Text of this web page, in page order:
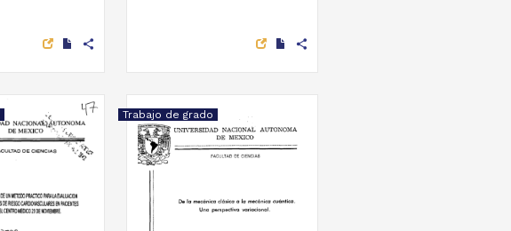
share share
Trabajo de grado